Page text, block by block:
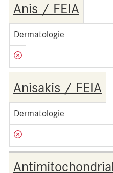
Anis / FEIA
Dermatologie
Anisakis / FEIA
Dermatologie